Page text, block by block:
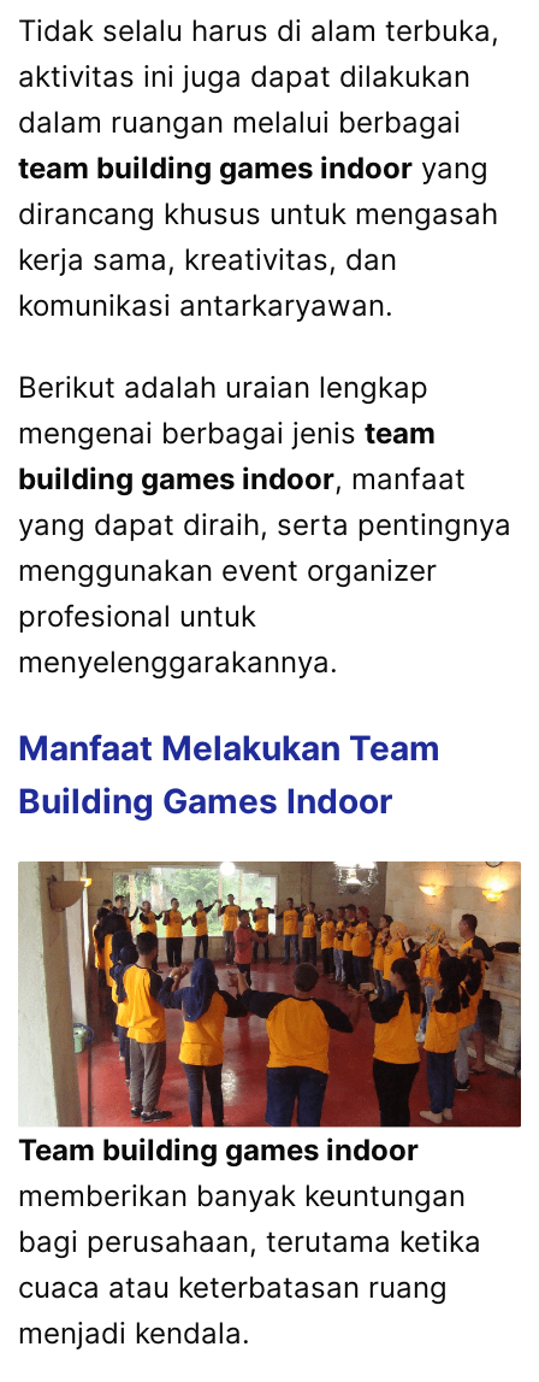
Tidak selalu harus di alam terbuka,
aktivitas ini juga dapat dilakukan
dalam ruangan melalui berbagai
team building games indoor yang
dirancang khusus untuk mengasah
kerja sama, kreativitas, dan
komunikasi antarkaryawan.
Berikut adalah uraian lengkap
mengenai berbagai jenis team
building games indoor, manfaat
yang dapat diraih, serta pentingnya
menggunakan event organizer
profesional untuk
menyelenggarakannya.
Manfaat Melakukan Team
Building Games Indoor
Team building games indoor
memberikan banyak keuntungan
bagi perusahaan, terutama ketika
cuaca atau keterbatasan ruang
menjadi kendala.